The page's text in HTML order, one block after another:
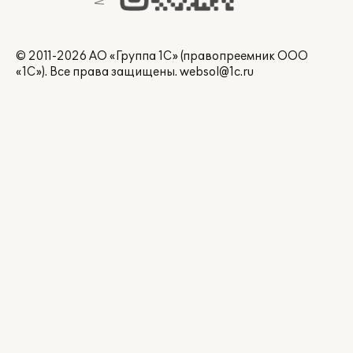
© 2011-2026 АО «Группа 1С» (правопреемник ООО
«1С»). Все права защищены. websol@1c.ru